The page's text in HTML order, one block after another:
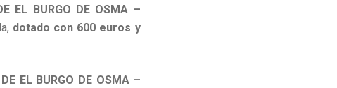
EL BURGO DE OSMA –
dotado con 600 euros y
EL BURGO DE OSMA –